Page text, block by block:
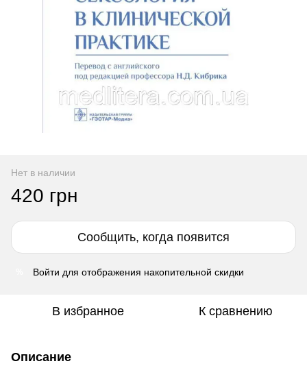
Нет в наличии
420 грн
Сообщить, когда появится
Войти для отображения накопительной скидки
В избранное К сравнению
Описание